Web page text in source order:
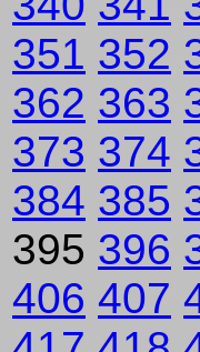
351 352
362 363
373 374
384 385
395 396
406 407